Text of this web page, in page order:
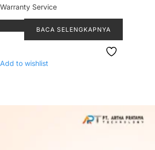
Warranty Service
BACA SELENGKAPNYA
Add to wishlist